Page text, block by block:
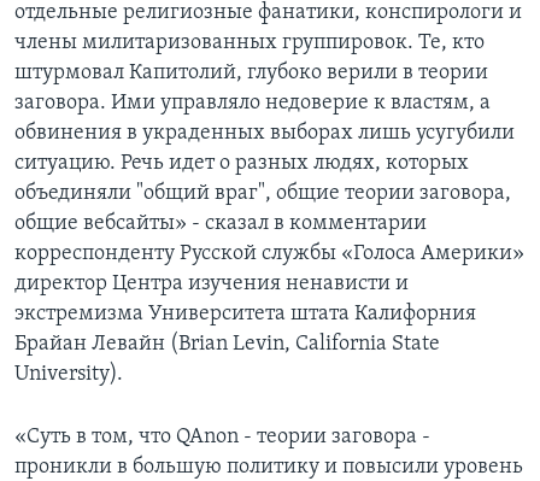
отдельные религиозные фанатики, конспирологи и
члены милитаризованных группировок. Те, кто
штурмовал Капитолий, глубоко верили в теории
заговора. Ими управляло недоверие к властям, а
обвинения в украденных выборах лишь усугубили
ситуацию. Речь идет о разных людях, которых
объединяли "общий враг", общие теории заговора,
общие вебсайты» - сказал в комментарии
корреспонденту Русской службы «Голоса Америки»
директор Центра изучения ненависти и
экстремизма Университета штата Калифорния
Брайан Левайн (Brian Levin, California State
University).
«Суть в том, что QAnon - теории заговора -
проникли в большую политику и повысили уровень